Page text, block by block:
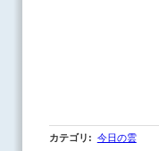
カテゴリ : 今日の雲